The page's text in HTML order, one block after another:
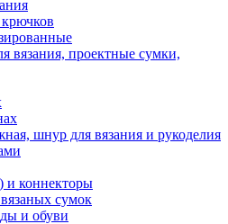
вязания, проектные сумки,
шнур для вязания и рукоделия
и коннекторы
сумок
и обуви